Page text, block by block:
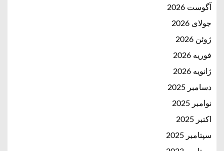
آگوست 2026
جولای 2026
ژوئن 2026
فوریه 2026
ژانویه 2026
دسامبر 2025
نوامبر 2025
اکتبر 2025
سپتامبر 2025